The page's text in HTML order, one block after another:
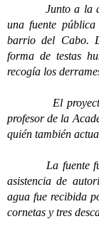
Junto a la
una fuente
barrio del Cabo.
forma de testas
recogía los
El proyecto fue
profesor de la
quién también
La fuente fue
asistencia de
agua fue recibida
cornetas y tres